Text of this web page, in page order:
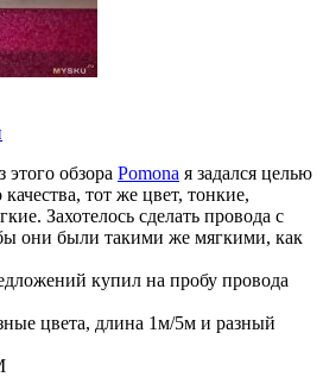
обзора Pomona я задался целью
тот же цвет, тонкие,
Захотелось сделать провода с
они были такими же мягкими, как
купил на пробу провода
цвета, длина 1м/5м и разный